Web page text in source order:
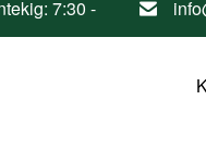
7:30 -